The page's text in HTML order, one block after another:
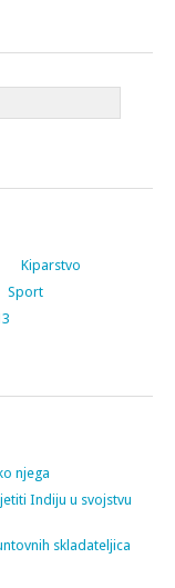
Kiparstvo
Sport
njega
Indiju u svojstvu
skladateljica